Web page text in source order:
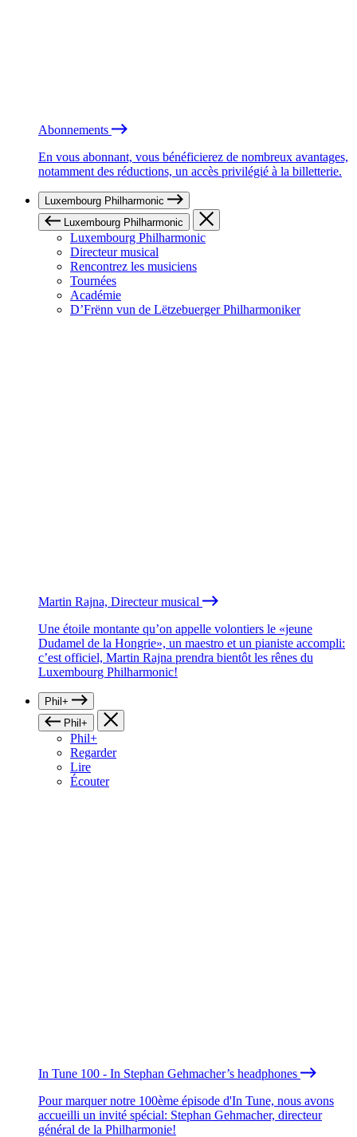
Abonnements
En vous abonnant, vous bénéficierez de nombreux avantages,
notamment des réductions, un accès privilégié à la billetterie.
Luxembourg Philharmonic
Luxembourg Philharmonic
Luxembourg Philharmonic
Directeur musical
Rencontrez les musiciens
Tournées
Académie
D’Frënn vun de Lëtzebuerger Philharmoniker
Martin Rajna, Directeur musical
Une étoile montante qu’on appelle volontiers le «jeune
Dudamel de la Hongrie», un maestro et un pianiste accompli:
c’est officiel, Martin Rajna prendra bientôt les rênes du
Luxembourg Philharmonic!
Phil+
Phil+
Phil+
Regarder
Lire
Écouter
In Tune 100 - In Stephan Gehmacher’s headphones
Pour marquer notre 100ème épisode d'In Tune, nous avons
accueilli un invité spécial: Stephan Gehmacher, directeur
général de la Philharmonie!